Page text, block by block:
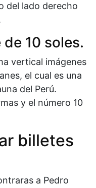
del lado derecho
10 soles.
vertical imágenes
el cual es una
del Perú.
y el número 10
billetes
a Pedro